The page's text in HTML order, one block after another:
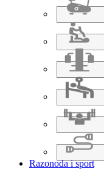
Razonoda i sport